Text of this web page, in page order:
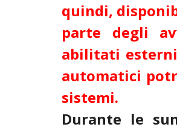
quindi,
parte degli
abilitati
automatici
sistemi.
Durante le